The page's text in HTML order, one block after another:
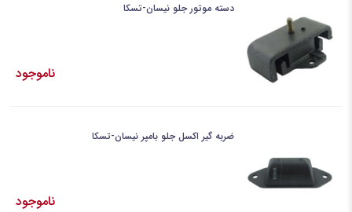
دسته موتور جلو نیسان-تسکا
ناموجود
ضربه گیر اکسل جلو بامپر نیسان-تسکا
ناموجود